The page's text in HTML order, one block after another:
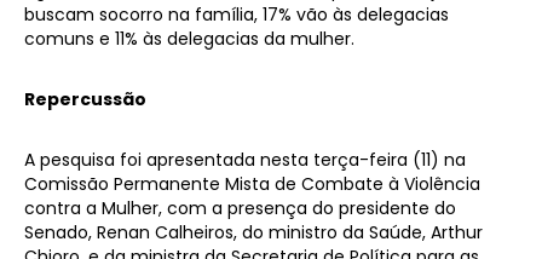
buscam socorro na família, 17% vão às delegacias
comuns e 11% às delegacias da mulher.
Repercussão
A pesquisa foi apresentada nesta terça-feira (11) na
Comissão Permanente Mista de Combate à Violência
contra a Mulher, com a presença do presidente do
Senado, Renan Calheiros, do ministro da Saúde, Arthur